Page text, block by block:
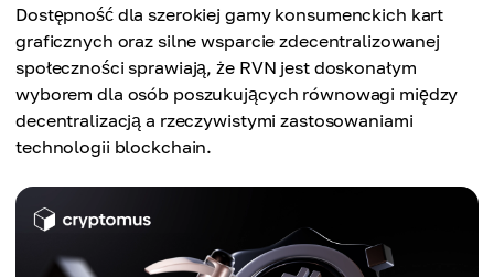
Dostępność dla szerokiej gamy konsumenckich kart
graficznych oraz silne wsparcie zdecentralizowanej
społeczności sprawiają, że RVN jest doskonałym
wyborem dla osób poszukujących równowagi między
decentralizacją a rzeczywistymi zastosowaniami
technologii blockchain.